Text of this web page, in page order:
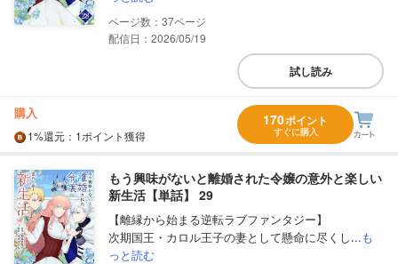
37
配信日：2026/05/19
試し読み
購入
1%還元 ：1ポイント獲得
170ポイント
すぐに購入
もう興味がないと離婚された令嬢の意外と楽しい
新生活【単話】 29
【離縁から始まる逆転ラブファンタジー】
次期国王・カロル王子の妻として懸命に尽くし...も
っと読む